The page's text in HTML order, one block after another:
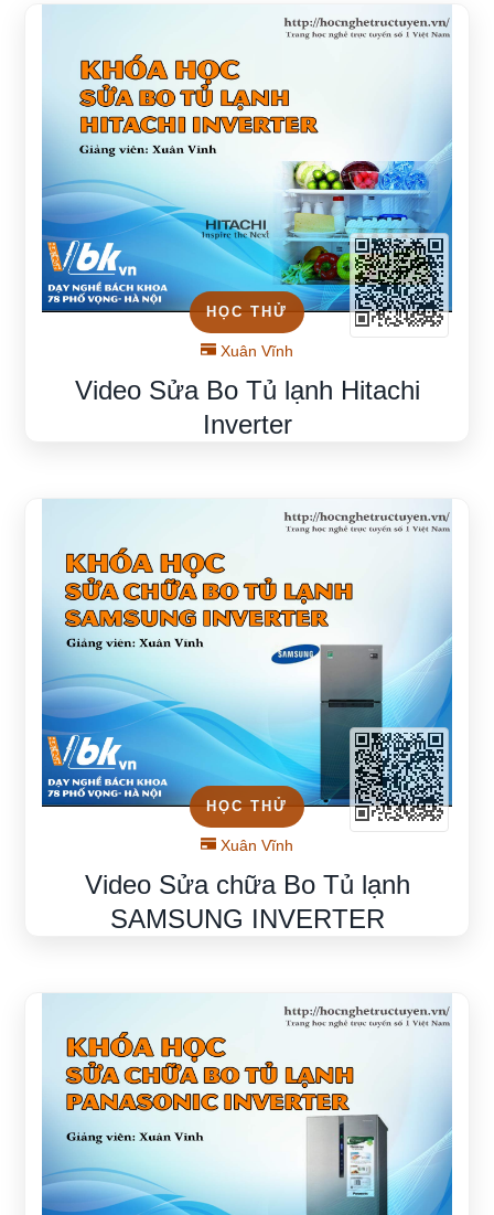
HỌC THỬ
Xuân Vĩnh
Video Sửa Bo Tủ lạnh Hitachi
Inverter
HỌC THỬ
Xuân Vĩnh
Video Sửa chữa Bo Tủ lạnh
SAMSUNG INVERTER